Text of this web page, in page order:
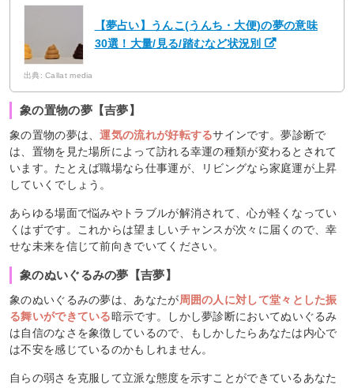
【夢占い】うんこ(うんち・大便)の夢の意味
30選！大量/見る/踏むなど状況別
出典: Callat media
象の置物の夢【吉夢】
象の置物の夢は、運気の流れが好転するサインです。夢診断で
は、置物を見た場所によって訪れる幸運の種類が変わるとされて
います。たとえば職場なら仕事運が、リビングなら家庭運が上昇
していくでしょう。
あらゆる場面で悩みやトラブルが解消されて、心が軽くなってい
くはずです。これからは望ましいチャンスが次々に届くので、幸
せな未来を信じて前向きでいてください。
象のぬいぐるみの夢【吉夢】
象のぬいぐるみの夢は、あなたが 周囲の人に対して堂々とした振
る舞いができている暗示です。しかし夢診断においてぬいぐるみ
は自信のなさを象徴しているので、もしかしたらあなたは内心で
は不安を感じているのかもしれません。
自らの弱さを克服して立派な態度を示すことができているあなた